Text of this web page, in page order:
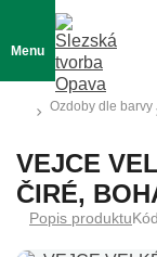
Menu
Ozdoby dle barvy
VEJCE
ČIRÉ,
Popis produktu